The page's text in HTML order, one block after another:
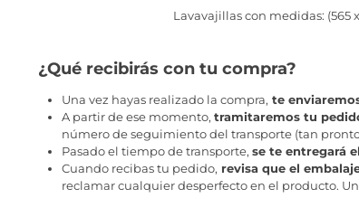
Lavavajillas con medidas: (565
¿Qué recibirás con tu compra?
Una vez hayas realizado la compra, te
A partir de ese momento, tramitaremos tu
número de seguimiento del transporte (tan
Pasado el tiempo de transporte, se te entregará
Cuando recibas tu pedido, revisa que el
reclamar cualquier desperfecto en el producto.